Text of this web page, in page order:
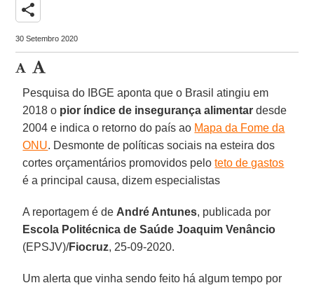
share
30 Setembro 2020
Pesquisa do IBGE aponta que o Brasil atingiu em
2018 o pior índice de insegurança alimentar desde
2004 e indica o retorno do país ao Mapa da Fome da
ONU. Desmonte de políticas sociais na esteira dos
cortes orçamentários promovidos peloteto de gastos
é a principal causa, dizem especialistas
A reportagem é de André Antunes, publicada por
Escola Politécnica de Saúde Joaquim Venâncio
(EPSJV)/Fiocruz, 25-09-2020.
Um alerta que vinha sendo feito há algum tempo por